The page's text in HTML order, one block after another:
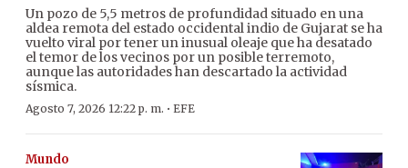
Un pozo de 5,5 metros de profundidad situado en una
aldea remota del estado occidental indio de Gujarat se ha
vuelto viral por tener un inusual oleaje que ha desatado
el temor de los vecinos por un posible terremoto,
aunque las autoridades han descartado la actividad
sísmica.
Agosto 7, 2026 12:22 p. m. · EFE
Mundo